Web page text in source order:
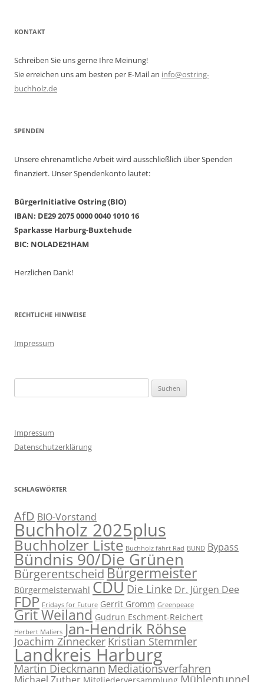
KONTAKT
Schreiben Sie uns gerne Ihre Meinung!
Sie erreichen uns am besten per E-Mail an info@ostring-
buchholz.de
SPENDEN
Unsere ehrenamtliche Arbeit wird ausschließlich über Spenden
finanziert. Unser Spendenkonto lautet:
BürgerInitiative Ostring (BIO)
IBAN: DE29 2075 0000 0040 1010 16
Sparkasse Harburg-Buxtehude
BIC: NOLADE21HAM
Herzlichen Dank!
RECHTLICHE HINWEISE
Impressum
nach:
Impressum
Datenschutzerklärung
SCHLAGWÖRTER
AfD BIO-Vorstand
Buchholz 2025plus
Buchholzer Liste Buchholz fährt Rad BUND Bypass
Bündnis 90/Die Grünen
BürgerentscheidBürgermeister
Bürgermeisterwahl CDU Die Linke Dr. Jürgen Dee
FDP Fridays for Future Gerrit Gromm Greenpeace
Grit Weiland Gudrun Eschment-Reichert
Herbert Maliers Jan-Hendrik Röhse
Joachim ZinneckerKristian Stemmler
Landkreis Harburg
Martin DieckmannMediationsverfahren
Mühlentunnel